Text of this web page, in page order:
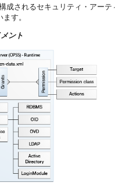
成されるセキュリティ・アー
す。
ント